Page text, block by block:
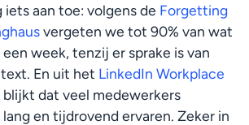
iets aan toe: volgens de Forgetting
vergeten we tot 90% van wat
week, tenzij er sprake is van
En uit het LinkedIn Workplace
blijkt dat veel medewerkers
en tijdrovend ervaren. Zeker in